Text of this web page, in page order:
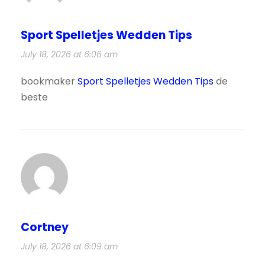
Sport Spelletjes Wedden Tips
July 18, 2026 at 6:06 am
bookmakerSport Spelletjes Wedden Tipsde
beste
Cortney
July 18, 2026 at 6:09 am